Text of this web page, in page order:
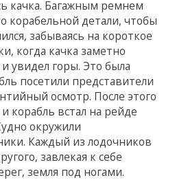
качка. Багажным ремнем
корабельной детали, чтобы
забываясь на короткое
когда качка заметно
увидел горы. Это была
посетили представители
осмотр. После этого
корабль встал на рейде
окружили
Каждый из лодочников
завлекая к себе
земля под ногами.